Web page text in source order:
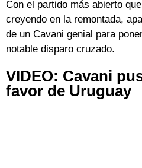
Con el partido más abierto
creyendo en la remontada,
de un Cavani genial para
notable disparo cruzado.
VIDEO: Cavani
favor de Uruguay